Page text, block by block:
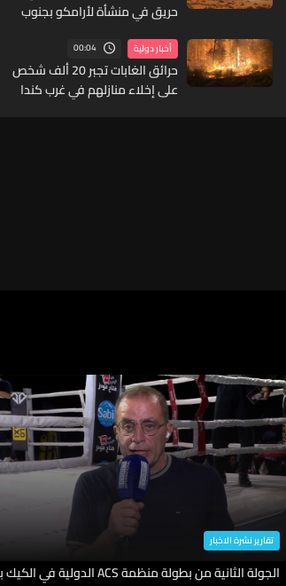
حريق في منشأة لأرامكو بجنوب
أخبار دولية 00:04
حرائق الغابات تجبر 20 ألف شخص
على إخلاء منازلهم في غرب كندا
تقارير نشرة الاخبار
الجولة الثانية من بطولة منظمة ACS الدولية في الكيك بوكسينغ